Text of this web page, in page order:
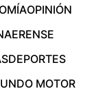
OPINIÓN
DEPORTES
MOTOR